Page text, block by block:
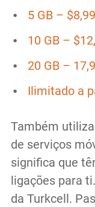
5 GB – $8,99
10 GB –
20 GB –
Ilimitado a
Também
de serviços
significa que
ligações para
da Turkcell.